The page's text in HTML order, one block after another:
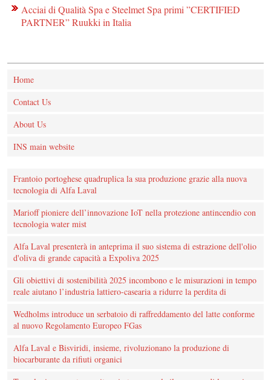
Acciai di Qualità Spa e Steelmet Spa primi ”CERTIFIED
PARTNER” Ruukki in Italia
Home
Contact Us
About Us
INS main website
Frantoio portoghese quadruplica la sua produzione grazie alla nuova
tecnologia di Alfa Laval
Marioff pioniere dell’innovazione IoT nella protezione antincendio con
tecnologia water mist
Alfa Laval presenterà in anteprima il suo sistema di estrazione dell'olio
d'oliva di grande capacità a Expoliva 2025
Gli obiettivi di sostenibilità 2025 incombono e le misurazioni in tempo
reale aiutano l’industria lattiero-casearia a ridurre la perdita di
Wedholms introduce un serbatoio di raffreddamento del latte conforme
al nuovo Regolamento Europeo FGas
Alfa Laval e Bisviridi, insieme, rivoluzionano la produzione di
biocarburante da rifiuti organici